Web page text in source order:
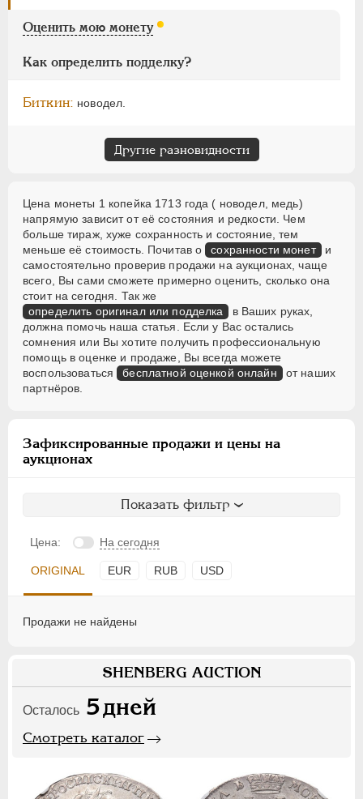
Оценить мою монету
Как определить подделку?
Биткин: новодел.
Другие разновидности
Цена монеты 1 копейка 1713 года ( новодел, медь)
напрямую зависит от её состояния и редкости. Чем
больше тираж, хуже сохранность и состояние, тем
меньше её стоимость. Почитав о сохранности монет и
самостоятельно проверив продажи на аукционах, чаще
всего, Вы сами сможете примерно оценить, сколько она
стоит на сегодня. Так же
определить оригинал или подделка
в Ваших руках,
должна помочь наша статья. Если у Вас остались
сомнения или Вы хотите получить профессиональную
помощь в оценке и продаже, Вы всегда можете
воспользоваться бесплатной оценкой онлайн от наших
партнёров.
Зафиксированные продажи и цены на
аукционах
Показать фильтр
Цена: На сегодня
ORIGINAL EUR RUB USD
Продажи не найдены
SHENBERG AUCTION
Осталось 5дней
Смотреть каталог
АЛЕКСАНДР III 1881-1894
ВРЕМЕННОЕ ПРАВ. 1917-1918